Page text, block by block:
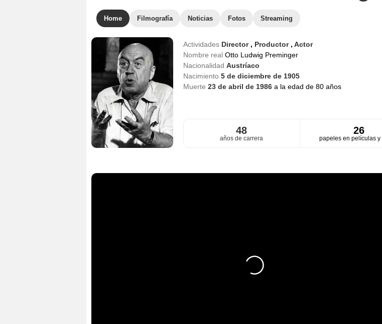
Home Filmografía Noticias Fotos Streaming
Actividades Director , Productor , Actor
Nombre real Otto Ludwig Preminger
Nacionalidad Austríaco
Nacimiento 5 de diciembre de 1905
Muerte 23 de abril de 1986 a la edad de 80 años
48
años de carrera
26
papeles en películas y